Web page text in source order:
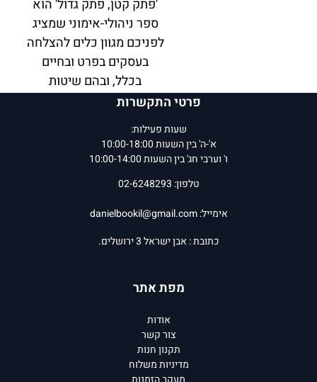
'פתק קטן, פתק גדול' הוא
ספר ניהולי-אימוני שמציג
לפניכם מגוון כלים להצלחה
בעסקים בפרט ובחיים
בכלל, ובהם שיטות
וטכניקות להגדלת המכירות,
ולהגשמת מטרות.
אם אתם מחפשים הדרכה
בחיים, אם אתם בעלי עסק,
מנהלים, נציגי שירות
יתרון יחסי שבאמצעותו
ולהצליח מהר מכפי שאתם
המחיר שלנו:
פרטי התקשרות
שעות פעילות:
א'-ה' בין השעות 10:00-18:00
ו' וערבי חג' בין השעות 10:00-14:00
טלפון: 02-6248293
אימייל:danielbookil@gmail.com
כתובת : אבן ישראל 3 ירושלים.
מפת אתר
אודות
צור קשר
תקנון חנות
מדיניות משלוח